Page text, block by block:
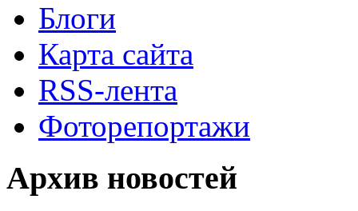
Блоги
Карта сайта
RSS-лента
Фоторепортажи
Архив новостей